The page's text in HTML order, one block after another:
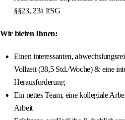
§§23, 23a IfSG
Wir bieten Ihnen:
Einen interessanten,
Vollzeit (38,5 Std./Woche) & eine
Herausforderung
Ein nettes Team, eine kollegiale
Arbeit